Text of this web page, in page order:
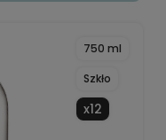
750 ml
Szkło
x12